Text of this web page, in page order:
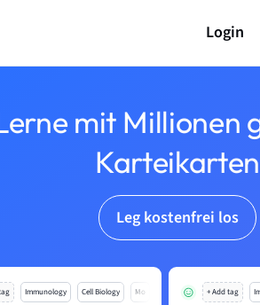
Login
mit Millionen
Karteikarten
Leg kostenfrei los
Immunology Cell Biology Mo + Add tag